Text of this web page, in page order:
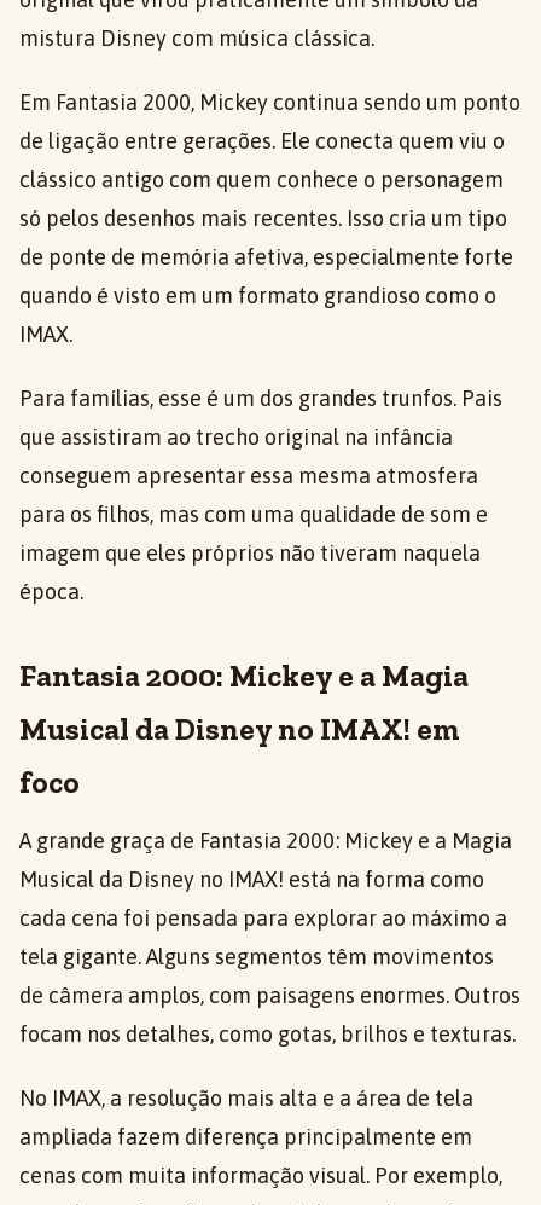
mistura Disney com música clássica.
Em Fantasia 2000, Mickey continua sendo um ponto
de ligação entre gerações. Ele conecta quem viu o
clássico antigo com quem conhece o personagem
só pelos desenhos mais recentes. Isso cria um tipo
de ponte de memória afetiva, especialmente forte
quando é visto em um formato grandioso como o
IMAX.
Para famílias, esse é um dos grandes trunfos. Pais
que assistiram ao trecho original na infância
conseguem apresentar essa mesma atmosfera
para os filhos, mas com uma qualidade de som e
imagem que eles próprios não tiveram naquela
época.
Fantasia 2000: Mickey e a Magia
Musical da Disney no IMAX! em
foco
A grande graça de Fantasia 2000: Mickey e a Magia
Musical da Disney no IMAX! está na forma como
cada cena foi pensada para explorar ao máximo a
tela gigante. Alguns segmentos têm movimentos
de câmera amplos, com paisagens enormes. Outros
focam nos detalhes, como gotas, brilhos e texturas.
No IMAX, a resolução mais alta e a área de tela
ampliada fazem diferença principalmente em
cenas com muita informação visual. Por exemplo,